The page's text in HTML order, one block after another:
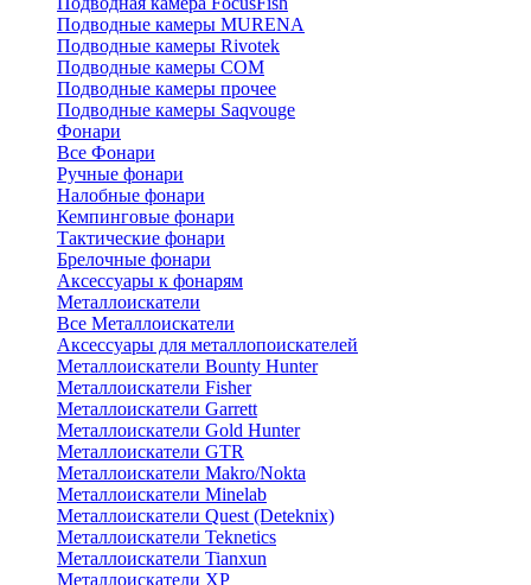
Подводные камеры MURENA
Подводные камеры Rivotek
Подводные камеры СОМ
Подводные камеры прочее
Подводные камеры Saqvouge
Фонари
Все Фонари
Ручные фонари
Налобные фонари
Кемпинговые фонари
Тактические фонари
Брелочные фонари
Аксессуары к фонарям
Металлоискатели
Все Металлоискатели
Аксессуары для металлопоискателей
Металлоискатели Bounty Hunter
Металлоискатели Fisher
Металлоискатели Garrett
Металлоискатели Gold Hunter
Металлоискатели GTR
Металлоискатели Makro/Nokta
Металлоискатели Minelab
Металлоискатели Quest (Deteknix)
Металлоискатели Teknetics
Металлоискатели Tianxun
Металлоискатели XP